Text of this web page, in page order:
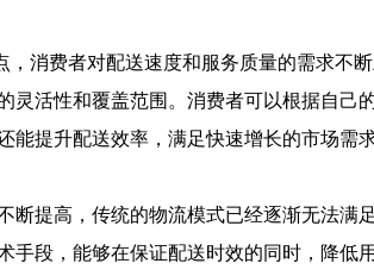
，消费者对配送速度和服务质量的需求
灵活性和覆盖范围。消费者可以根据自
提升配送效率，满足快速增长的市场需求
断提高，传统的物流模式已经逐渐无法
手段，能够在保证配送时效的同时，降